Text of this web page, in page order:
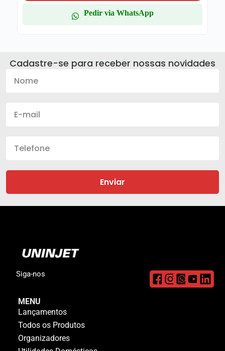
Pedir via WhatsApp
Cadastre-se para receber nossas novidades
Enviar
Siga-nos
MENU
Lançamentos
Todos os Produtos
Organizadores